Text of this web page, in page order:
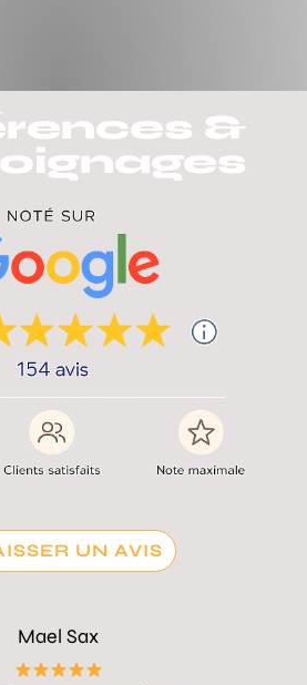
&
UN AVIS
Mael Sax